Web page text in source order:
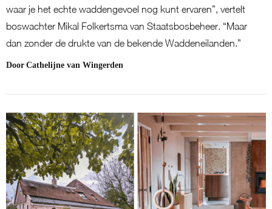
waar je het echte waddengevoel nog kunt ervaren”, vertelt
boswachter Mikal Folkertsma van Staatsbosbeheer. “Maar
dan zonder de drukte van de bekende Waddeneilanden.”
Door Cathelijne van Wingerden